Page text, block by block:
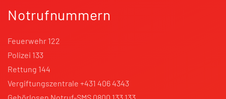
Notrufnummern
Feuerwehr 122
Polizei 133
Rettung 144
Vergiftungszentrale +431 406 4343